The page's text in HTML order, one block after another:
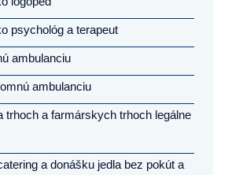
psychológ a terapeut
ambulanciu
ambulanciu
trhoch a farmárskych trhoch legálne
a donášku jedla bez pokút a